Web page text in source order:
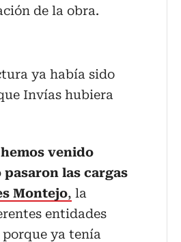
de la obra.
ya había sido
Invías hubiera
venido
pasaron las cargas
Montejo, la
entidades
ya tenía